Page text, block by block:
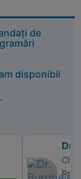
de
disponibil
.
Dr.